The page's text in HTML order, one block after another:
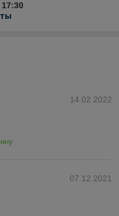
14.02.2022
07.12.2021